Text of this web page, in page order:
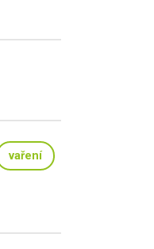
vaření